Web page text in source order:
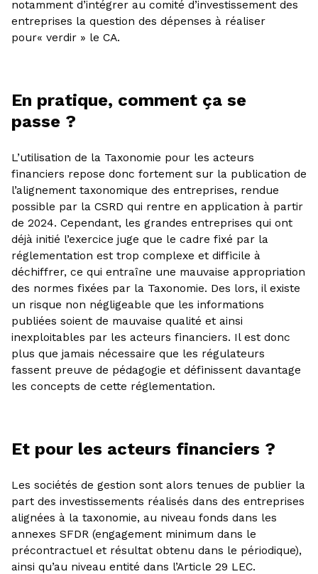
notamment d’intégrer au comité d’investissement des
entreprises la question des dépenses à réaliser
pour« verdir » le CA.
En pratique, comment ça se
passe ?
L’utilisation de la Taxonomie pour les acteurs
financiers repose donc fortement sur la publication de
l’alignement taxonomique des entreprises, rendue
possible par la CSRD qui rentre en application à partir
de 2024. Cependant, les grandes entreprises qui ont
déjà initié l’exercice juge que le cadre fixé par la
réglementation est trop complexe et difficile à
déchiffrer, ce qui entraîne une mauvaise appropriation
des normes fixées par la Taxonomie. Des lors, il existe
un risque non négligeable que les informations
publiées soient de mauvaise qualité et ainsi
inexploitables par les acteurs financiers. Il est donc
plus que jamais nécessaire que les régulateurs
fassent preuve de pédagogie et définissent davantage
les concepts de cette réglementation.
Et pour les acteurs financiers ?
Les sociétés de gestion sont alors tenues de publier la
part des investissements réalisés dans des entreprises
alignées à la taxonomie, au niveau fonds dans les
annexes SFDR (engagement minimum dans le
précontractuel et résultat obtenu dans le périodique),
ainsi qu’au niveau entité dans l’Article 29 LEC.